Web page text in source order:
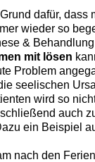
dafür, dass
wieder so
&
mit lösen
Problem
seelischen
wird so
auch
ein Beispiel
nach den